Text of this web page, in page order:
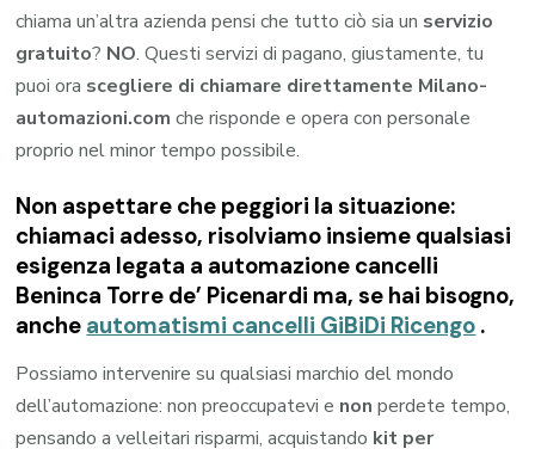
chiama un’altra azienda pensi che tutto ciò sia un servizio
gratuito? NO. Questi servizi di pagano, giustamente, tu
puoi ora scegliere di chiamare direttamente Milano-
automazioni.com che risponde e opera con personale
proprio nel minor tempo possibile.
Non aspettare che peggiori la situazione:
chiamaci adesso, risolviamo insieme qualsiasi
esigenza legata a automazione cancelli
Beninca Torre de’ Picenardi ma, se hai bisogno,
anche automatismi cancelli GiBiDi Ricengo .
Possiamo intervenire su qualsiasi marchio del mondo
dell’automazione: non preoccupatevi e non perdete tempo,
pensando a velleitari risparmi, acquistando kit per